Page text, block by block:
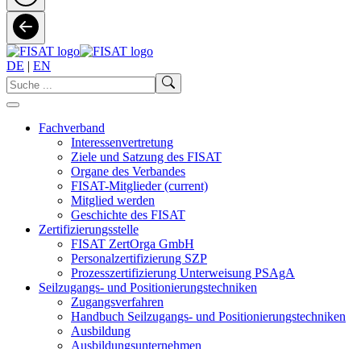
DE | EN
Fachverband
Interessenvertretung
Ziele und Satzung des FISAT
Organe des Verbandes
FISAT-Mitglieder(current)
Mitglied werden
Geschichte des FISAT
Zertifizierungsstelle
FISAT ZertOrga GmbH
Personalzertifizierung SZP
Prozesszertifizierung Unterweisung PSAgA
Seilzugangs- und Positionierungstechniken
Zugangsverfahren
Handbuch Seilzugangs- und Positionierungstechniken
Ausbildung
Ausbildungsunternehmen